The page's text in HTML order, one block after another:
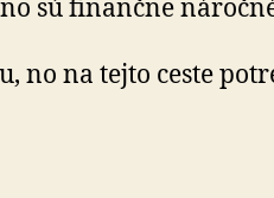
sú finančne
no na tejto ceste